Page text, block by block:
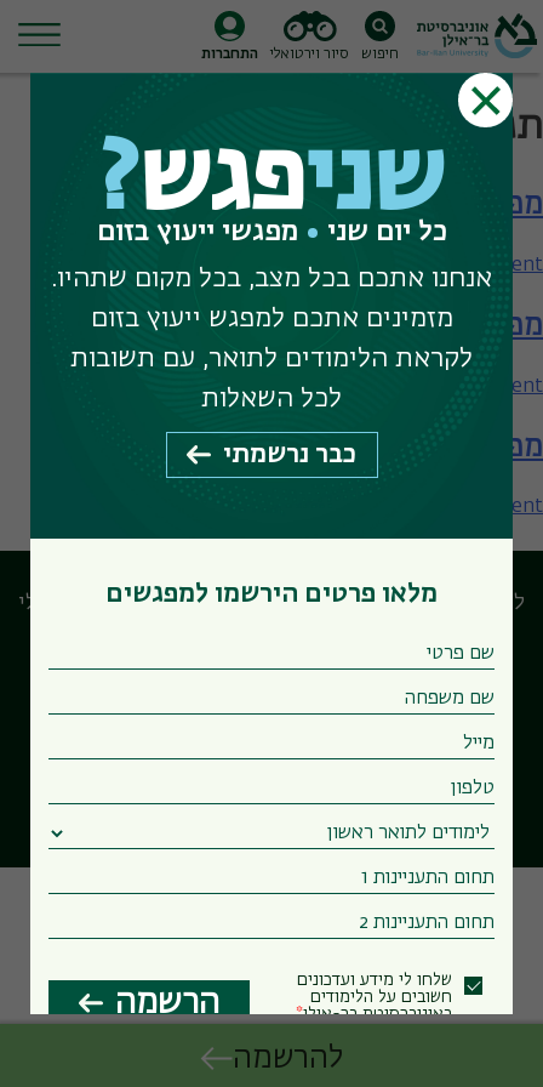
Skip
to
חיפוש סיור וירטואלי התחברות
תגית חיפוש:
מפגש עם בית הספר למנהל עסקים
Leave a Comment
עם
בית
למנהל
עסקים
מפגש עם בית הספר למנהל עסקים
Leave a Comment
מפגש
עם
בית
מפגש עם בית הספר למנהל עסקים
Leave a Comment
מפגש
בית
לוח המפגשים המרכזי הבחירות שלי
שניפגש?
כל יום שני מפגשי ייעוץ בזום
אנחנו אתכם בכל מצב, בכל מקום שתהיו.
מזמינים אתכם למפגש ייעוץ בזום
לקראת הלימודים לתואר, עם תשובות
לכל השאלות
כבר נרשמתי
מלאו פרטים הירשמו למפגשים
שלחו לי מידע ועדכונים
חשובים על הלימודים
באוניברסיטת בר-אילן
הרשמה
להרשמה